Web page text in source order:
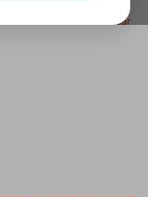
bewaar